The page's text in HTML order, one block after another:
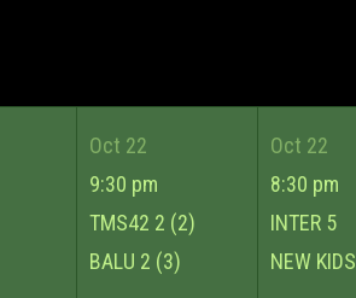
Oct 22
9:30 pm
TMS42 2 (2)
BALU 2 (3)
Oct 22
8:30 pm
INTER 5
NEW KIDS